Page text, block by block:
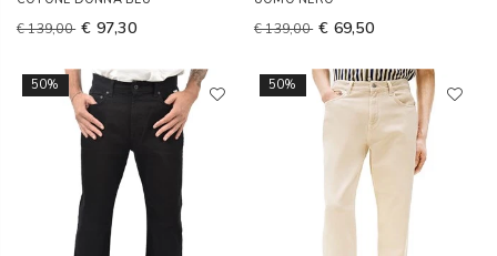
€ 139,00 € 97,30 € 139,00 € 69,50
50% 50%